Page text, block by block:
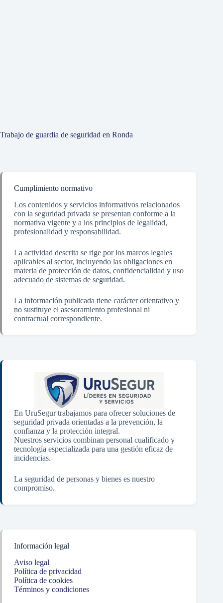
Trabajo de guardia de seguridad en Ronda
Cumplimiento normativo
Los contenidos y servicios informativos relacionados
con la seguridad privada se presentan conforme a la
normativa vigente y a los principios de legalidad,
profesionalidad y responsabilidad.
La actividad descrita se rige por los marcos legales
aplicables al sector, incluyendo las obligaciones en
materia de protección de datos, confidencialidad y uso
adecuado de sistemas de seguridad.
La información publicada tiene carácter orientativo y
no sustituye el asesoramiento profesional ni
contractual correspondiente.
En UruSegur trabajamos para ofrecer soluciones de
seguridad privada orientadas a la prevención, la
confianza y la protección integral.
Nuestros servicios combinan personal cualificado y
tecnología especializada para una gestión eficaz de
incidencias.
La seguridad de personas y bienes es nuestro
compromiso.
Información legal
Aviso legal
Política de privacidad
Política de cookies
Términos y condiciones